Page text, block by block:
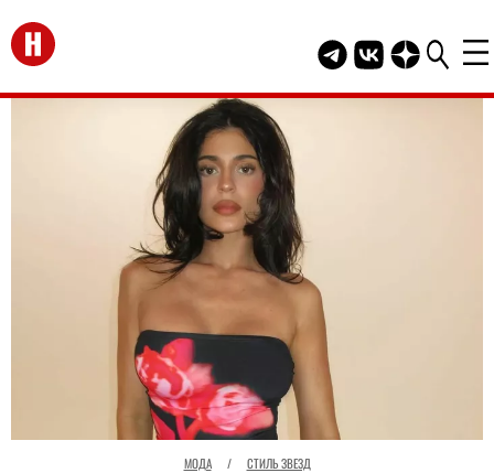
Перейти на главную
Telegram канал
Группа HELLO
Канал
МОДА / СТИЛЬ ЗВЕЗД